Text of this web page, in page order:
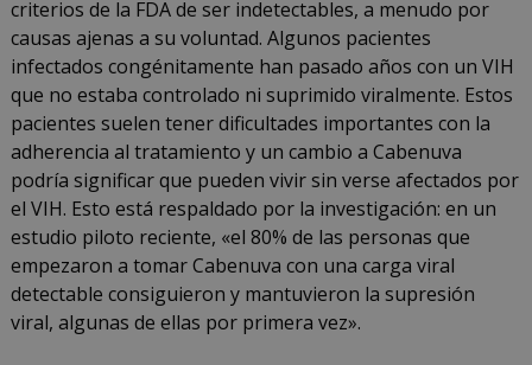
criterios de la FDA de ser indetectables, a menudo por
causas ajenas a su voluntad. Algunos pacientes
infectados congénitamente han pasado años con un VIH
que no estaba controlado ni suprimido viralmente. Estos
pacientes suelen tener dificultades importantes con la
adherencia al tratamiento y un cambio a Cabenuva
podría significar que pueden vivir sin verse afectados por
el VIH. Esto está respaldado por la investigación: en un
estudio piloto reciente, «el 80% de las personas que
empezaron a tomar Cabenuva con una carga viral
detectable consiguieron y mantuvieron la supresión
viral, algunas de ellas por primera vez».